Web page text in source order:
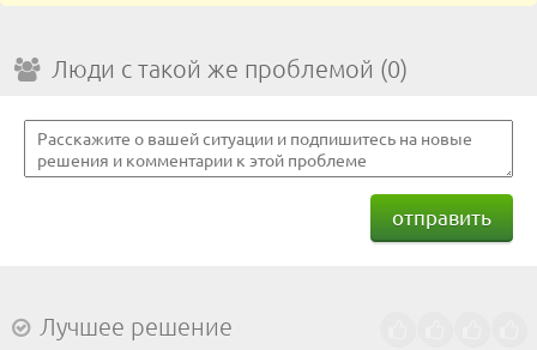
Люди с такой же проблемой (0)
отправить
Лучшее решение